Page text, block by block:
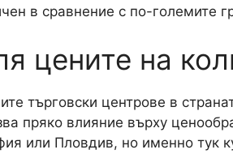
в сравнение с по-големите
цените на
търговски центрове в
пряко влияние върху
или Пловдив, но именно тук